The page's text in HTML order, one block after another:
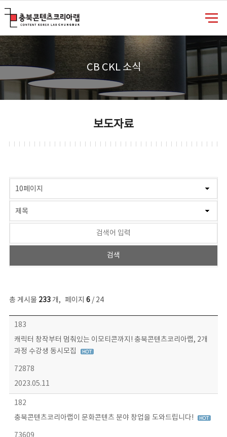
CB CKL 소식
보도자료
총 게시물 233개, 페이지 6/ 24
보도자료 목록 - 번호, 제목, 작성자, 파일, 조회수, 작성일 정보 제공
183
캐릭터 창작부터 멈춰있는 이모티콘까지! 충북콘텐츠코리아랩, 2개
과정 수강생 동시모집
72878
2023.05.11
182
충북콘텐츠코리아랩이 문화콘텐츠 분야 창업을 도와드립니다!